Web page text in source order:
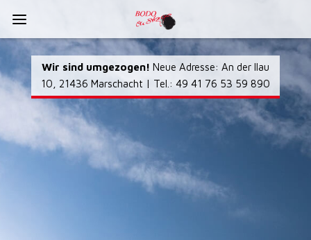
Wir sind umgezogen! Neue Adresse: An der Ilau
10, 21436 Marschacht | Tel.: 49 41 76 53 59 890